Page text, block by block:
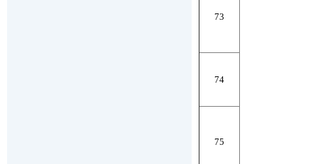
73
74
75